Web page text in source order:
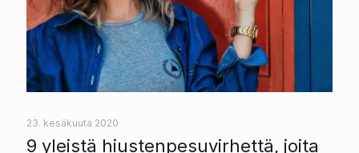
23. kesäkuuta 2020
9 yleistä hiustenpesuvirhettä, joita